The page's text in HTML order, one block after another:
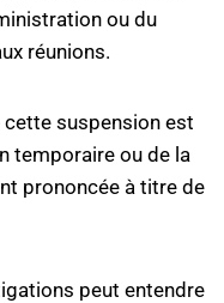
ou du
réunions.
cette suspension est
temporaire ou de la
prononcée à titre de
peut entendre